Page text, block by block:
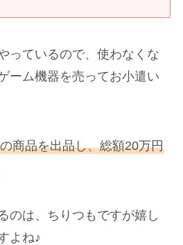
っているので、使わなくな
ーム機器を売ってお小遣い
商品を出品し、総額20万円
のは、ちりつもですが嬉し
よね♪